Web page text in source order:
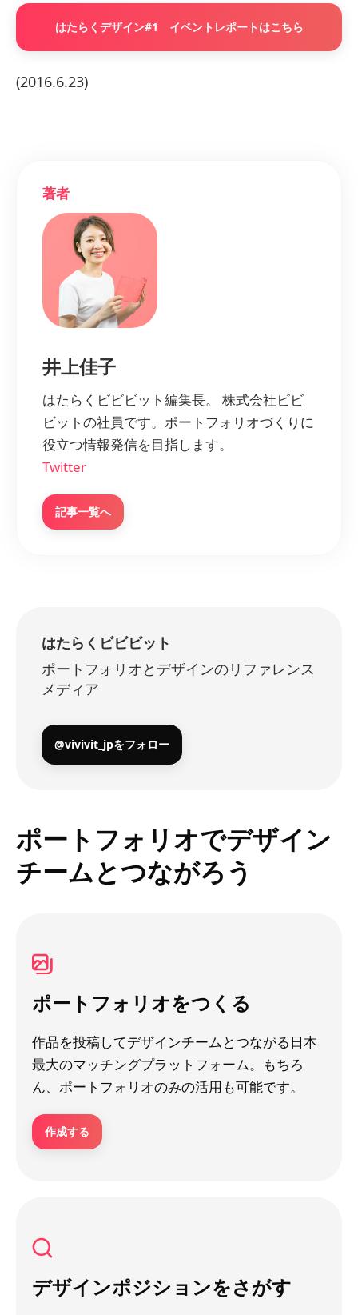
はたらくデザイン#1 イベントレポートはこちら
(2016.6.23)
著者
井上佳子
はたらくビビビット編集長。 株式会社ビビ
ビットの社員です。ポートフォリオづくりに
役立つ情報発信を目指します。
Twitter
記事一覧へ
はたらくビビビット
ポートフォリオとデザインのリファレンス
メディア
@vivivit_jpをフォロー
ポートフォリオでデザイン
チームとつながろう
ポートフォリオをつくる
作品を投稿してデザインチームとつながる日本
最大のマッチングプラットフォーム。もちろ
ん、ポートフォリオのみの活用も可能です。
作成する
デザインポジションをさがす